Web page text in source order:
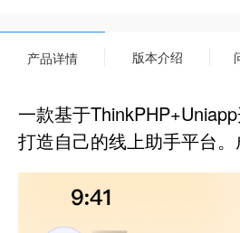
产品详情 版本介绍
一款基于
打造自己的线上助手平台